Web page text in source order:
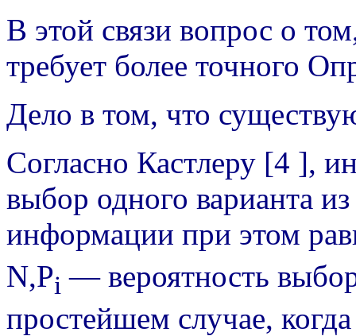
В этой связи вопрос о
требует более точного
Дело в том, что
Согласно Кастлеру [4 ],
выбор одного варианта
информации при этом
N,Pi — вероятность
простейшем случае,